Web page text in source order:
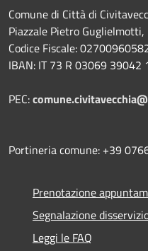
Comune di Città di
Piazzale Pietro
Codice Fiscale:
IBAN: IT 73 R 03069
PEC:
Portineria comune: +39
Prenotazione
Segnalazione
Leggi le FAQ